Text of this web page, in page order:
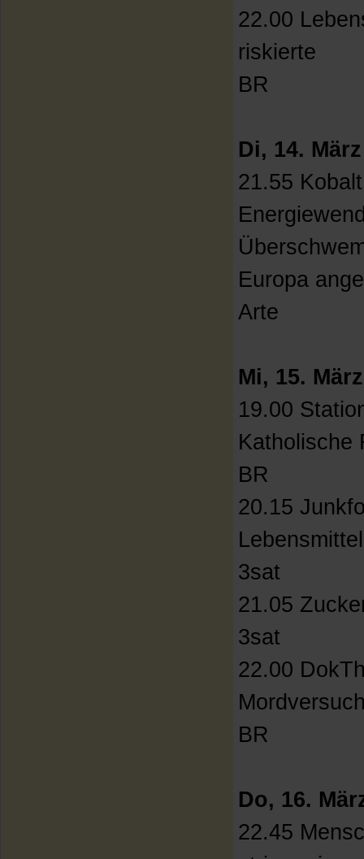
22.00
riskierte
BR
Di, 14. März
21.55
Europa
Arte
Mi, 15. März
19.00
Katholische
BR
20.15
3sat
21.05
3sat
22.00
BR
Do, 16.
22.45